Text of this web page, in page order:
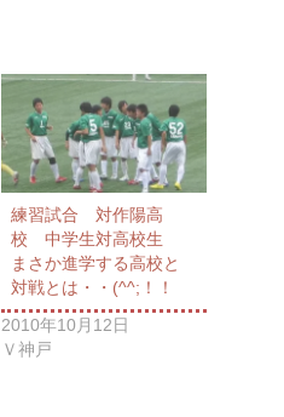
練習試合 対作陽高
校 中学生対高校生
まさか進学する高校と
対戦とは・・(^^;！！
2010年10月12日
Ｖ神戸